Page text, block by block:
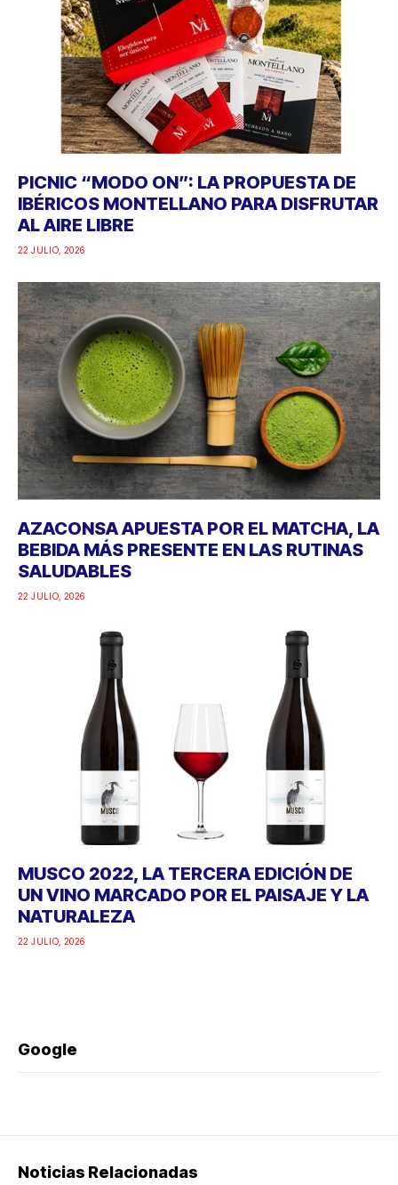
PICNIC “MODO ON”: LA PROPUESTA DE
IBÉRICOS MONTELLANO PARA DISFRUTAR
AL AIRE LIBRE
22 JULIO, 2026
AZACONSA APUESTA POR EL MATCHA, LA
BEBIDA MÁS PRESENTE EN LAS RUTINAS
SALUDABLES
22 JULIO, 2026
MUSCO 2022, LA TERCERA EDICIÓN DE
UN VINO MARCADO POR EL PAISAJE Y LA
NATURALEZA
22 JULIO, 2026
Google
Noticias Relacionadas